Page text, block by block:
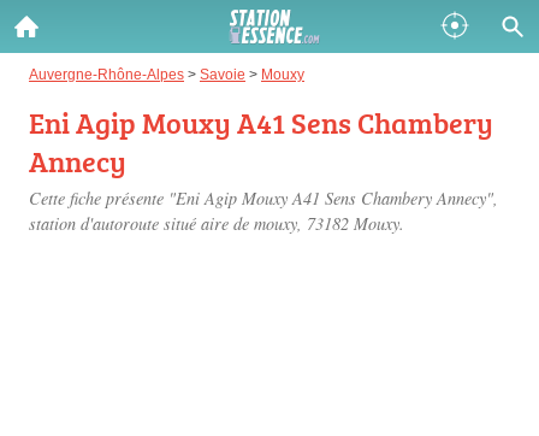
Auvergne-Rhône-Alpes > Savoie > Mouxy
Eni Agip Mouxy A41 Sens Chambery
Annecy
Cette fiche présente "Eni Agip Mouxy A41 Sens Chambery Annecy",
station d'autoroute situé aire de mouxy, 73182 Mouxy.
Gazole :
Disponible Épuisé
SP 98 :
Disponible Épuisé